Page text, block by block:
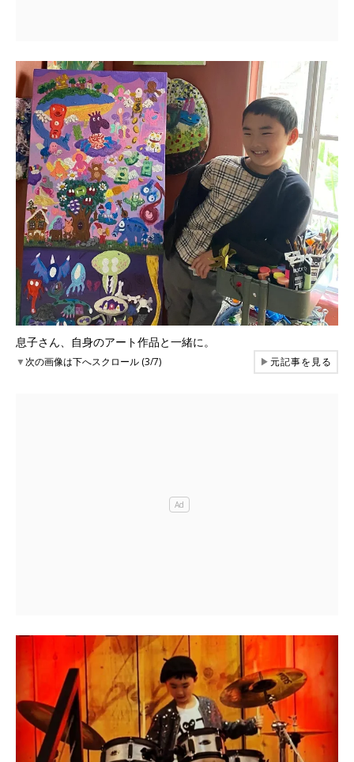
息子さん、自身のアート作品と一緒に。
▼次の画像は下へスクロール (3/7) ▶元記事を見る